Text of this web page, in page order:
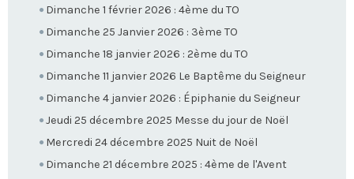
Dimanche 1 février 2026 : 4ème du TO
Dimanche 25 Janvier 2026 : 3ème TO
Dimanche 18 janvier 2026 : 2ème du TO
Dimanche 11 janvier 2026 Le Baptême du Seigneur
Dimanche 4 janvier 2026 : Épiphanie du Seigneur
Jeudi 25 décembre 2025 Messe du jour de Noël
Mercredi 24 décembre 2025 Nuit de Noël
Dimanche 21 décembre 2025 : 4ème de l'Avent